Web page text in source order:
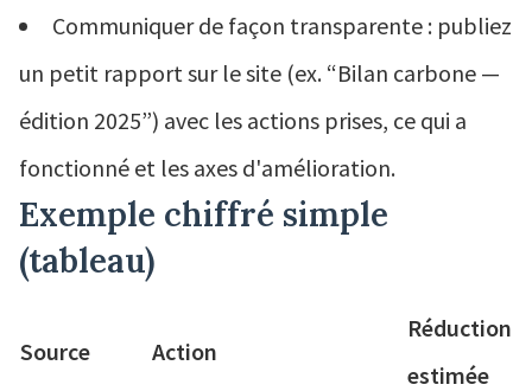
Communiquer de façon transparente : publiez
un petit rapport sur le site (ex. “Bilan carbone —
édition 2025”) avec les actions prises, ce qui a
fonctionné et les axes d'amélioration.
Exemple chiffré simple
(tableau)
Source Action
Réduction
estimée